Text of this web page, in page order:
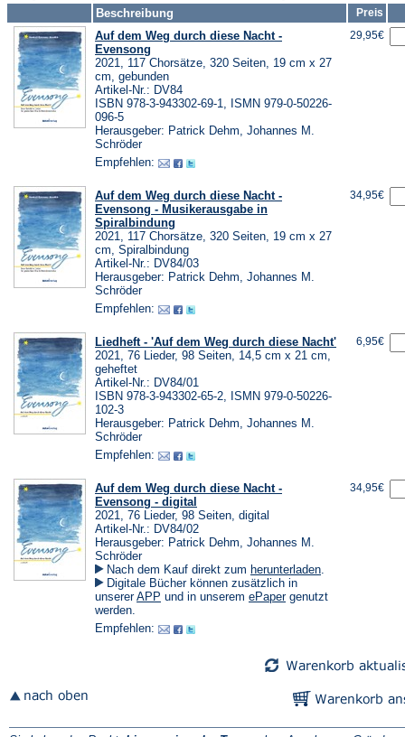
Beschreibung
Preis
Auf dem Weg durch diese Nacht -
Evensong
2021, 117 Chorsätze, 320 Seiten, 19 cm x 27
cm, gebunden
Artikel-Nr.: DV84
ISBN 978-3-943302-69-1, ISMN 979-0-50226-
096-5
Herausgeber: Patrick Dehm, Johannes M.
Schröder
Empfehlen:
29,95€
Auf dem Weg durch diese Nacht -
Evensong - Musikerausgabe in
Spiralbindung
2021, 117 Chorsätze, 320 Seiten, 19 cm x 27
cm, Spiralbindung
Artikel-Nr.: DV84/03
Herausgeber: Patrick Dehm, Johannes M.
Schröder
Empfehlen:
34,95€
Liedheft - 'Auf dem Weg durch diese Nacht'
2021, 76 Lieder, 98 Seiten, 14,5 cm x 21 cm,
geheftet
Artikel-Nr.: DV84/01
ISBN 978-3-943302-65-2, ISMN 979-0-50226-
102-3
Herausgeber: Patrick Dehm, Johannes M.
Schröder
Empfehlen:
6,95€
Auf dem Weg durch diese Nacht -
Evensong - digital
2021, 76 Lieder, 98 Seiten, digital
Artikel-Nr.: DV84/02
Herausgeber: Patrick Dehm, Johannes M.
Schröder
Nach dem Kauf direkt zum herunterladen(Öffnet
einem
.
Digitale Bücher können zusätzlich in
unsererAPP (Öffnet
neuen
und in unserem ePaper(Öffnet
genutzt
werden.
Empfehlen:
34,95€